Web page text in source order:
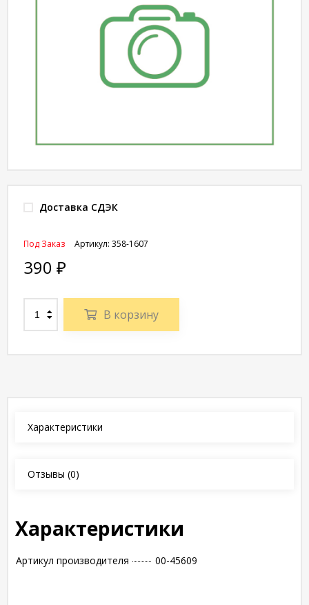
Доставка СДЭК
Артикул: 358-1607
Под Заказ
390 ₽
В корзину
Характеристики
Отзывы (0)
Характеристики
Артикул производителя 00-45609